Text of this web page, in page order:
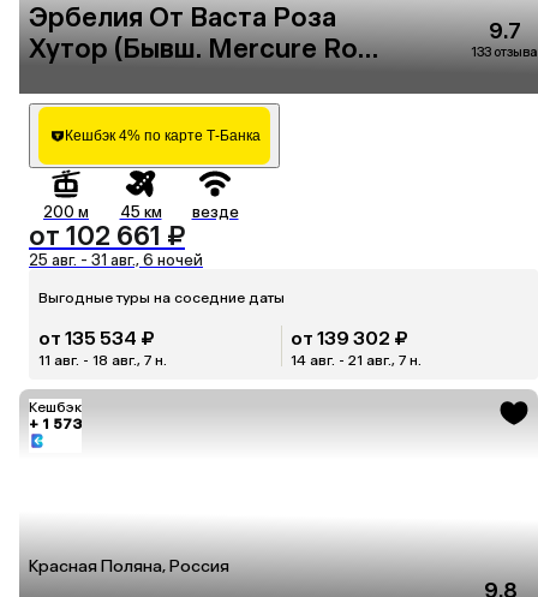
Эрбелия От Васта Роза
Хутор (Бывш. Mercure Rosa
9.7
133 отзыва
Кешбэк 4% по карте Т-Банка
200 м 45 км везде
от 102 661 ₽
25 авг. - 31 авг., 6 ночей
Выгодные туры на соседние даты
от 135 534 ₽
11 авг. - 18 авг., 7 н.
от 139 302 ₽
14 авг. - 21 авг., 7 н.
Кешбэк
+ 1 573
Красная Поляна, Россия
9.8